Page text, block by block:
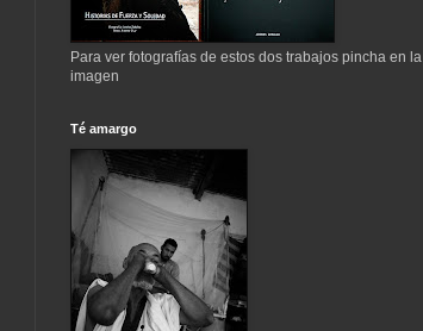
Para ver fotografías de estos dos trabajos pincha en la
imagen
Té amargo